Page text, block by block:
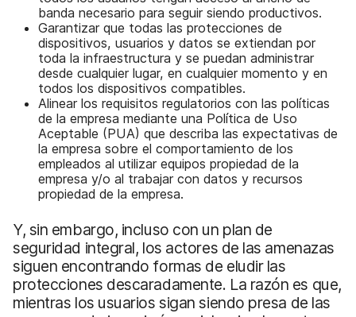
banda necesario para seguir siendo productivos.
Garantizar que todas las protecciones de
dispositivos, usuarios y datos se extiendan por
toda la infraestructura y se puedan administrar
desde cualquier lugar, en cualquier momento y en
todos los dispositivos compatibles.
Alinear los requisitos regulatorios con las políticas
de la empresa mediante una Política de Uso
Aceptable (PUA) que describa las expectativas de
la empresa sobre el comportamiento de los
empleados al utilizar equipos propiedad de la
empresa y/o al trabajar con datos y recursos
propiedad de la empresa.
Y, sin embargo, incluso con un plan de
seguridad integral, los actores de las amenazas
siguen encontrando formas de eludir las
protecciones descaradamente. La razón es que,
mientras los usuarios sigan siendo presa de las